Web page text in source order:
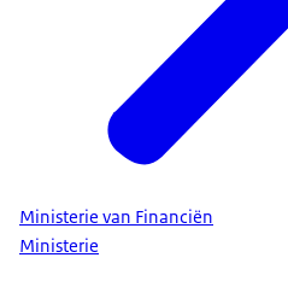
Ministerie van Financiën
Ministerie